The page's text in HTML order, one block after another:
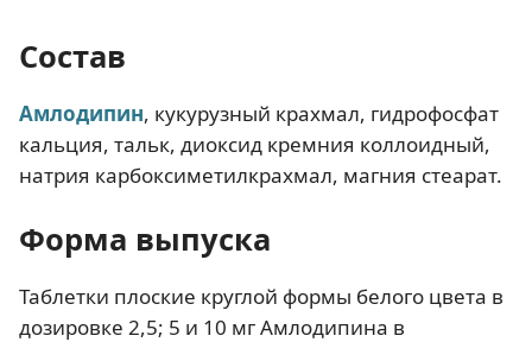
Состав
Амлодипин, кукурузный крахмал, гидрофосфат
кальция, тальк, диоксид кремния коллоидный,
натрия карбоксиметилкрахмал, магния стеарат.
Форма выпуска
Таблетки плоские круглой формы белого цвета в
дозировке 2,5; 5 и 10 мг Амлодипина в